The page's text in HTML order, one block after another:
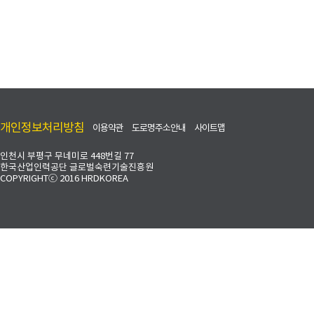
개인정보처리방침 이용약관 도로명주소안내 사이트맵
인천시 부평구 무네미로 448번길 77
한국산업인력공단 글로벌숙련기술진흥원
COPYRIGHTⓒ 2016 HRDKOREA